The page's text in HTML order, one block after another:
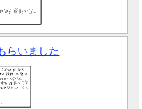
らいました